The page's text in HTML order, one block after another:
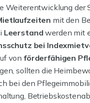
Weiterentwicklung der
mit den
Leerstand werden mit
bei
von förderfähigen
sollten die
bei den